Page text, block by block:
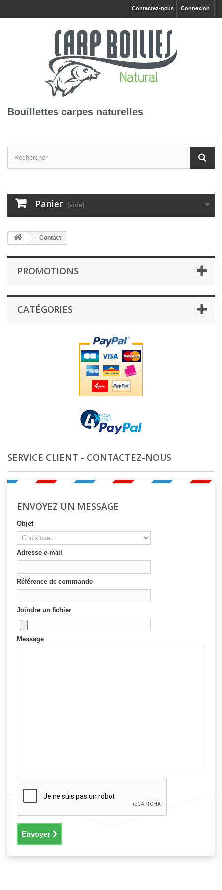
Connexion
Contactez-nous
Bouillettes carpes naturelles
Panier (vide)
Contact
PROMOTIONS
CATÉGORIES
SERVICE CLIENT - CONTACTEZ-NOUS
ENVOYEZ UN MESSAGE
Objet
Adresse e-mail
Référence de commande
Joindre un fichier
Message
Envoyer